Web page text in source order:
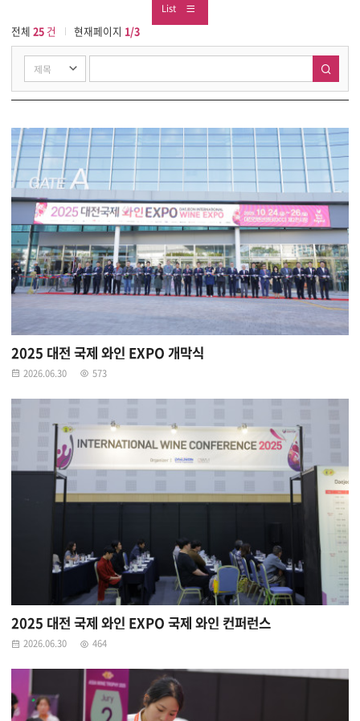
List
전체 25 건 현재페이지 1/3
2025 대전 국제 와인 EXPO 개막식
2026.06.30 573
2025 대전 국제 와인 EXPO 국제 와인 컨퍼런스
2026.06.30 464